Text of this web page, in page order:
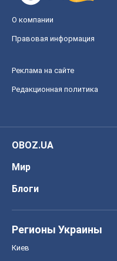
О компании
Правовая информация
Реклама на сайте
Редакционная политика
OBOZ.UA
Мир
Блоги
Регионы Украины
Киев